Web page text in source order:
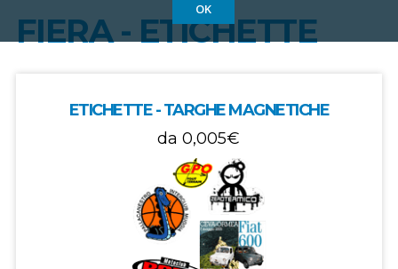
OK
FIERA - ETICHETTE
ETICHETTE - TARGHE MAGNETICHE
da 0,005€